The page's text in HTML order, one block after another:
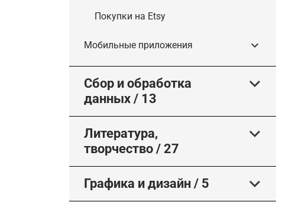
Покупки на Etsy
Мобильные приложения
Сбор и обработка
данных / 13
Литература,
творчество / 27
Графика и дизайн / 5